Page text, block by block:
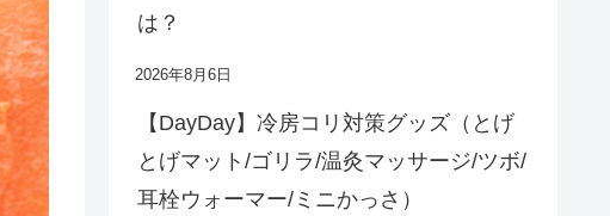
は？
2026年8月6日
【DayDay】冷房コリ対策グッズ（とげ
とげマット/ゴリラ/温灸マッサージ/ツボ/
耳栓ウォーマー/ミニかっさ）